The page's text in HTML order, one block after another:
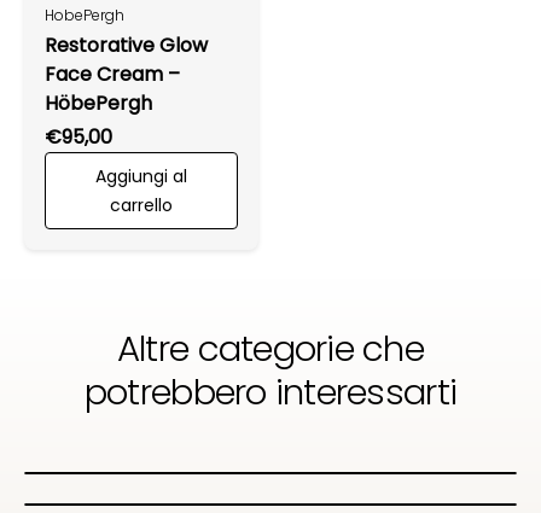
HobePergh
Restorative Glow
Face Cream –
HöbePergh
Prezzo normale
€95,00
Aggiungi al
carrello
Altre categorie che
potrebbero interessarti